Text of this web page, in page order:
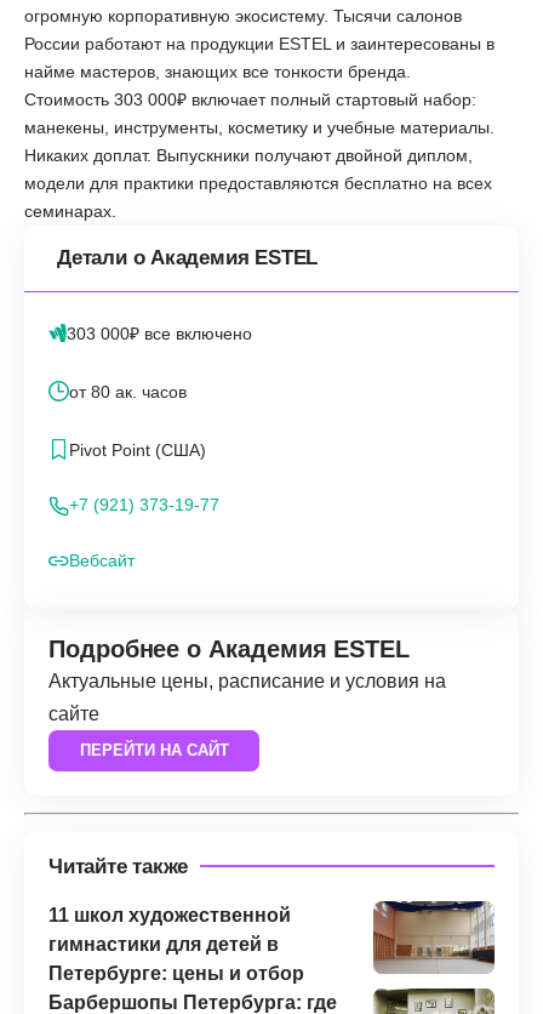
огромную корпоративную экосистему. Тысячи салонов
России работают на продукции ESTEL и заинтересованы в
найме мастеров, знающих все тонкости бренда.
Стоимость 303 000₽ включает полный стартовый набор:
манекены, инструменты, косметику и учебные материалы.
Никаких доплат. Выпускники получают двойной диплом,
модели для практики предоставляются бесплатно на всех
семинарах.
Детали о Академия ESTEL
303 000₽ все включено
от 80 ак. часов
Pivot Point (США)
+7 (921) 373-19-77
Вебсайт
Подробнее о Академия ESTEL
Актуальные цены, расписание и условия на
сайте
ПЕРЕЙТИ НА САЙТ
Читайте также
11 школ художественной
гимнастики для детей в
Петербурге: цены и отбор
Барбершопы Петербурга: где